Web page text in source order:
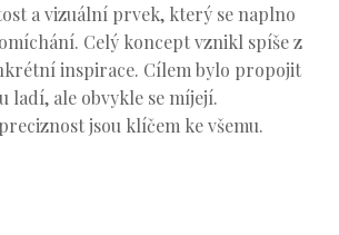
a vizuální prvek, který se naplno
Celý koncept vznikl spíše z
inspirace. Cílem bylo propojit
ladí, ale obvykle se míjejí.
jsou klíčem ke všemu.